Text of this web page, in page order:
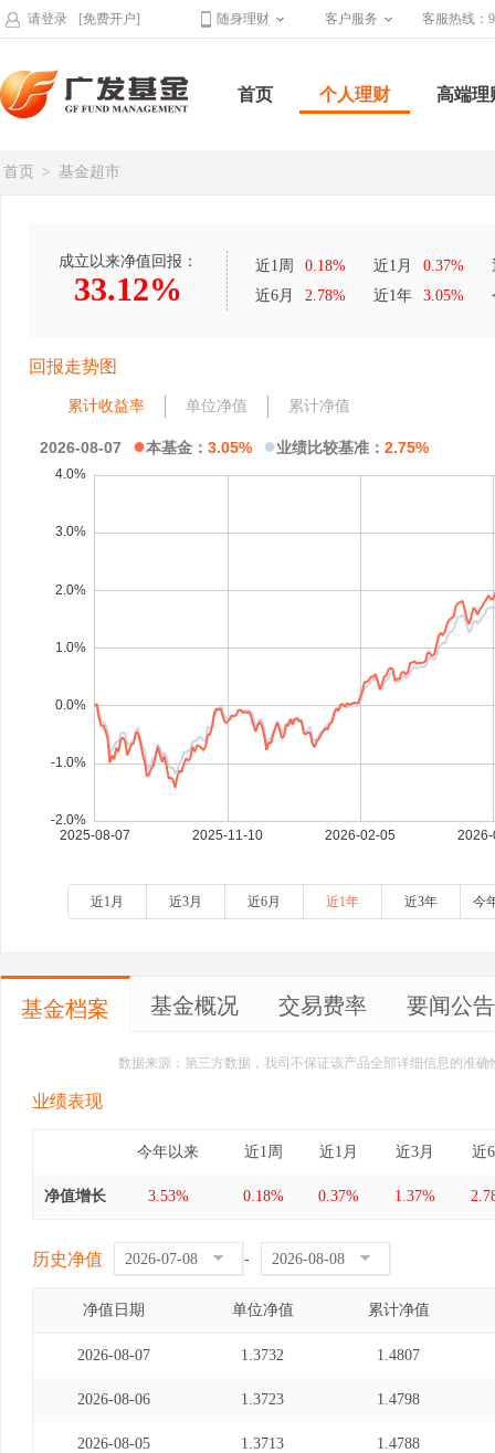
请登录 [免费开户] 随身理财 客户服务 客服热线：
首页 个人理财 高端理
首页 > 基金超市
成立以来净值回报：
33.12%
近1周 0.18% 近1月 0.37%
近6月
2.78% 近1年 3.05%
回报走势图
累计收益率 单位净值 累计净值
2026-08-07 ●本基金： 3.05% ●业绩比较基准： 2.75%
近1月 近3月 近6月 近1年 近3年 今
基金档案 基金概况 交易费率 要闻公告
数据来源：第三方数据，我司不保证该产品全部详细信息的准
业绩表现
今年以来 近1周 近1月 近3月 近
净值增长 3.53% 0.18% 0.37% 1.37%
历史净值 -
净值日期 单位净值 累计净值
2026-08-07 1.3732 1.4807
2026-08-06 1.3723 1.4798
2026-08-05 1.3713 1.4788